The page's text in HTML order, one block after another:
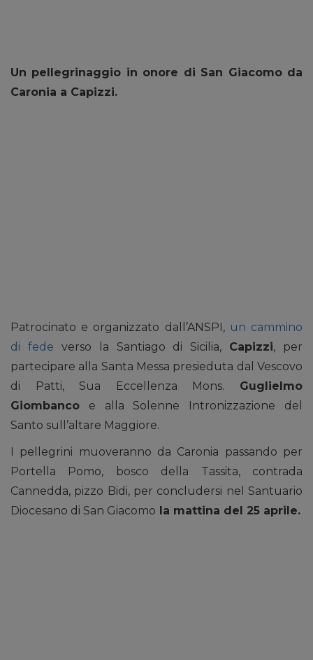
Un pellegrinaggio in onore di San Giacomo da
Caronia a Capizzi.
Patrocinato e organizzato dall’ANSPI, un cammino
di fede verso la Santiago di Sicilia, Capizzi, per
partecipare alla Santa Messa presieduta dal Vescovo
di Patti, Sua Eccellenza Mons. Guglielmo
Giombanco e alla Solenne Intronizzazione del
Santo sull’altare Maggiore.
I pellegrini muoveranno da Caronia passando per
Portella Pomo, bosco della Tassita, contrada
Cannedda, pizzo Bidi, per concludersi nel Santuario
Diocesano di San Giacomo la mattina del 25 aprile.